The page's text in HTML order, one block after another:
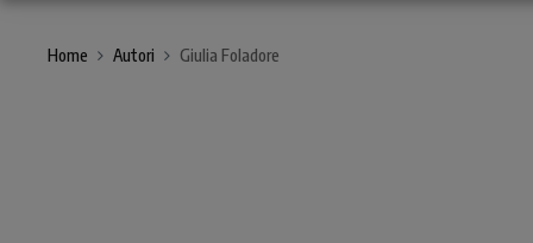
Home Autori Giulia Foladore